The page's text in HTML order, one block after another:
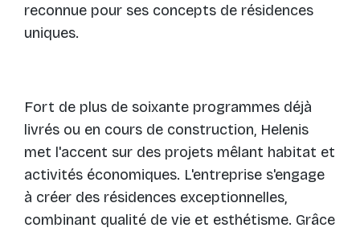
reconnue pour ses concepts de résidences
uniques.
Fort de plus de soixante programmes déjà
livrés ou en cours de construction, Helenis
met l'accent sur des projets mêlant habitat et
activités économiques. L'entreprise s'engage
à créer des résidences exceptionnelles,
combinant qualité de vie et esthétisme. Grâce